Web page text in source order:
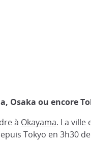
Osaka ou encore
à Okayama. La ville
Tokyo en 3h30